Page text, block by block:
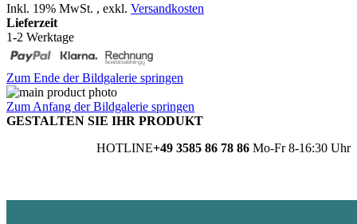
Inkl. 19% MwSt. , exkl. Versandkosten
Lieferzeit
1-2 Werktage
Zum Ende der Bildgalerie springen
Zum Anfang der Bildgalerie springen
GESTALTEN SIE IHR PRODUKT
HOTLINE+49 3585 86 78 86 Mo-Fr 8-16:30 Uhr